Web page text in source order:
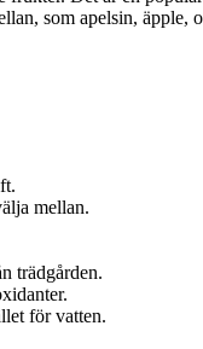
som apelsin, äpple,
mellan.
trädgården.
för vatten.